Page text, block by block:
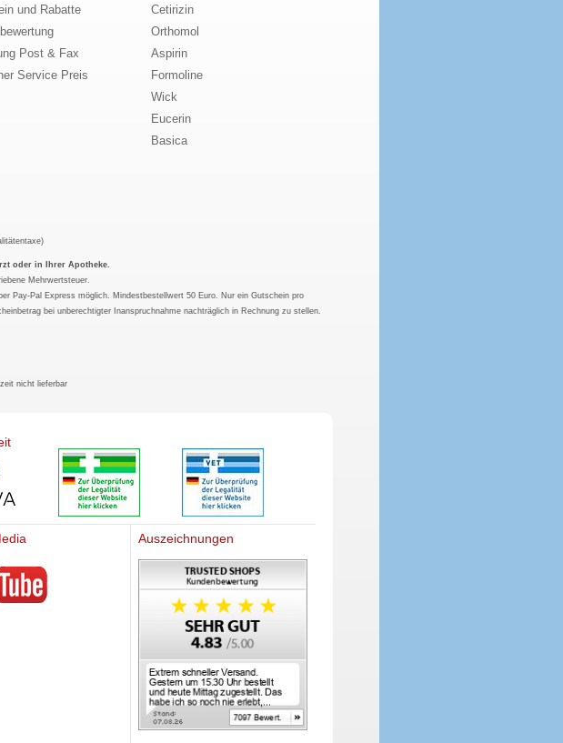
und Rabatte
Post & Fax
Service Preis
Cetirizin
Orthomol
Aspirin
Formoline
Wick
Eucerin
Basica
oder in Ihrer Apotheke.
Mehrwertsteuer.
Pay-Pal Express möglich. Mindestbestellwert 50 Euro. Nur ein Gutschein pro
bei unberechtigter Inanspruchnahme nachträglich in Rechnung zu stellen.
nicht lieferbar
Mediherz
Auszeichnungen